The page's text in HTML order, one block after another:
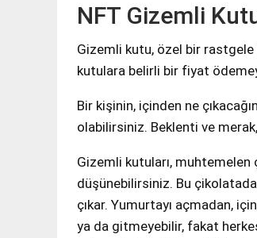
NFT Gizemli
Gizemli kutu, özel bir rastgele
kutulara belirli bir fiyat
Bir kişinin, içinden ne
olabilirsiniz. Beklenti ve
Gizemli kutuları,
düşünebilirsiniz. Bu
çıkar. Yumurtayı açmadan,
ya da gitmeyebilir, fakat